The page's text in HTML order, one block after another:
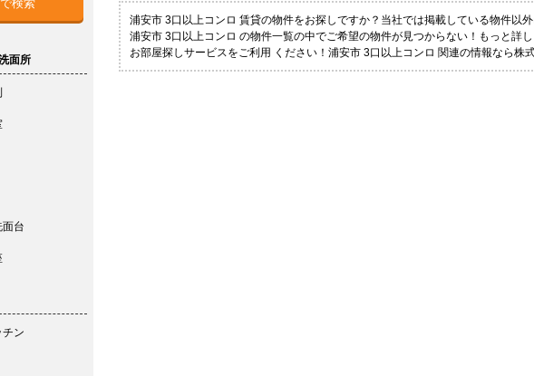
浦安市 3口以上コンロ 賃貸の物件をお探しですか？当社では掲載している物件以
浦安市 3口以上コンロ の物件一覧の中でご希望の物件が見つからない！もっと詳
お部屋探しサービスをご利用 ください！浦安市 3口以上コンロ 関連の情報なら株
面所
面台
チン